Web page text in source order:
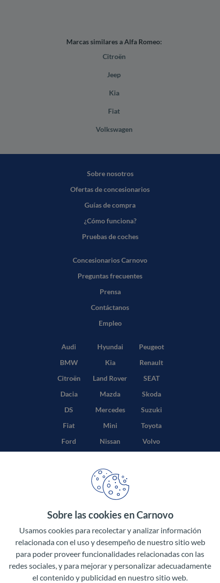
Marcas similares a Alfa Romeo:
Citroën
Jeep
Kia
Fiat
Volkswagen
Sobre las cookies en Carnovo
Usamos cookies para recolectar y analizar información
relacionada con el uso y desempeño de nuestro sitio web
para poder proveer funcionalidades relacionadas con las
redes sociales, y para mejorar y personalizar adecuadamente
el contenido y publicidad en nuestro sitio web.
Sobre nosotros
Ofertas de concesionarios
Guías de compra
¿Cómo funciona?
Pruebas de coches
Concesionarios Carnovo
Preguntas frecuentes
Prensa
Contáctanos
Empleo
Audi
BMW
Citroën
Dacia
DS
Fiat
Ford
Hyundai
Kia
Land Rover
Mazda
Mercedes
Mini
Nissan
Peugeot
Renault
SEAT
Skoda
Suzuki
Toyota
Volvo
Política de privacidad
Aviso legal